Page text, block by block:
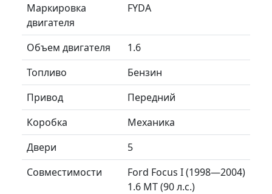
Маркировка
двигателя
FYDA
Объем двигателя
1.6
Топливо
Бензин
Привод
Передний
Коробка
Механика
Двери
5
Совместимости
Ford Focus I (1998—2004)
1.6 MT (90 л.с.)